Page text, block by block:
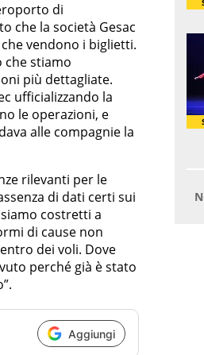
di
che la società Gesac
vendono i biglietti.
che stiamo
più dettagliate.
ufficializzando la
le operazioni, e
alle compagnie la
rilevanti per le
di dati certi sui
costretti a
di cause non
dei voli. Dove
perché già è stato
Aggiungi